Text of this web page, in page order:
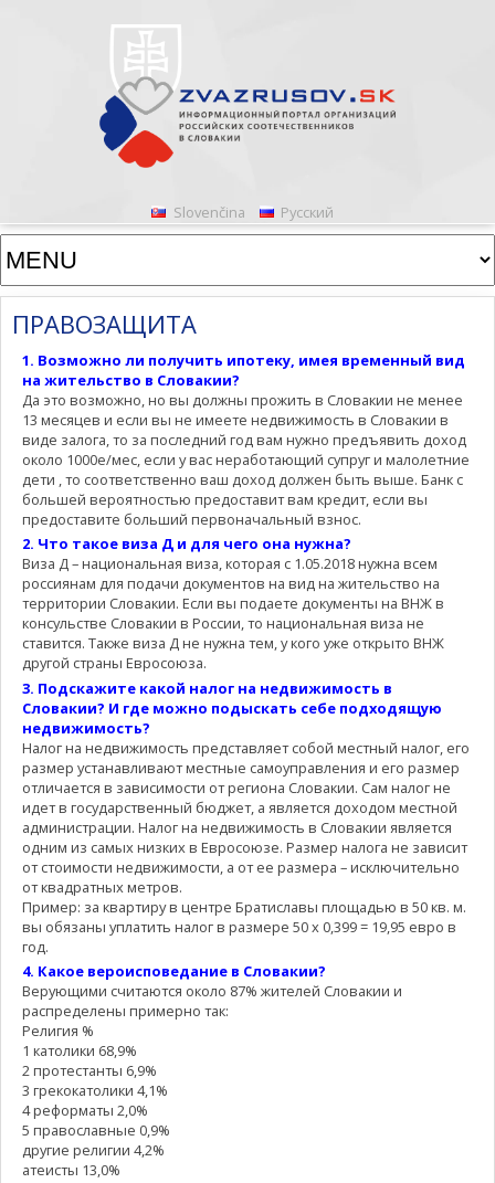
Slovenčina Русский
ПРАВОЗАЩИТА
1. Возможно ли получить ипотеку, имея временный вид
на жительство в Словакии?
Да это возможно, но вы должны прожить в Словакии не менее
13 месяцев и если вы не имеете недвижимость в Словакии в
виде залога, то за последний год вам нужно предъявить доход
около 1000е/мес, если у вас неработающий супруг и малолетние
дети , то соответственно ваш доход должен быть выше. Банк с
большей вероятностью предоставит вам кредит, если вы
предоставите больший первоначальный взнос.
2. Что такое виза Д и для чего она нужна?
Виза Д – национальная виза, которая с 1.05.2018 нужна всем
россиянам для подачи документов на вид на жительство на
территории Словакии. Если вы подаете документы на ВНЖ в
консульстве Словакии в России, то национальная виза не
ставится. Также виза Д не нужна тем, у кого уже открыто ВНЖ
другой страны Евросоюза.
3. Подскажите какой налог на недвижимость в
Словакии? И где можно подыскать себе подходящую
недвижимость?
Налог на недвижимость представляет собой местный налог, его
размер устанавливают местные самоуправления и его размер
отличается в зависимости от региона Словакии. Сам налог не
идет в государственный бюджет, а является доходом местной
администрации. Налог на недвижимость в Словакии является
одним из самых низких в Евросоюзе. Размер налога не зависит
от стоимости недвижимости, а от ее размера – исключительно
от квадратных метров.
Пример: за квартиру в центре Братиславы площадью в 50 кв. м.
вы обязаны уплатить налог в размере 50 х 0,399 = 19,95 евро в
год.
4. Какое вероисповедание в Словакии?
Верующими считаются около 87% жителей Словакии и
распределены примерно так:
Религия %
1 католики 68,9%
2 протестанты 6,9%
3 грекокатолики 4,1%
4 реформаты 2,0%
5 православные 0,9%
другие религии 4,2%
атеисты 13,0%